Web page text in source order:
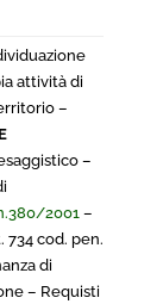
attività di
–
–
2001 –
734 cod. pen.
di
– Requisti